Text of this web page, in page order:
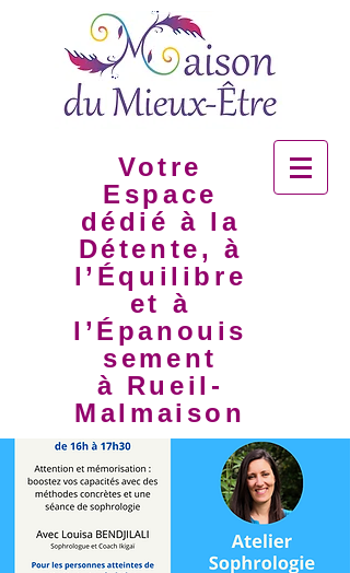
Votre
Espace
dédié à la
Détente, à
l’Équilibre
et à
l’Épanouis
sement
à Rueil-
Malmaison